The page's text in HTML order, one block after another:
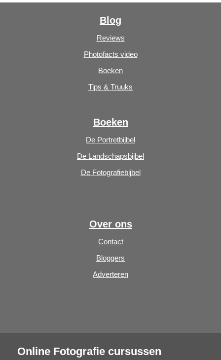
Blog
Reviews
Photofacts video
Boeken
Tips & Truuks
Boeken
De Portretbijbel
De Landschapsbijbel
De Fotografiebijbel
Over ons
Contact
Bloggers
Adverteren
Online Fotografie cursussen